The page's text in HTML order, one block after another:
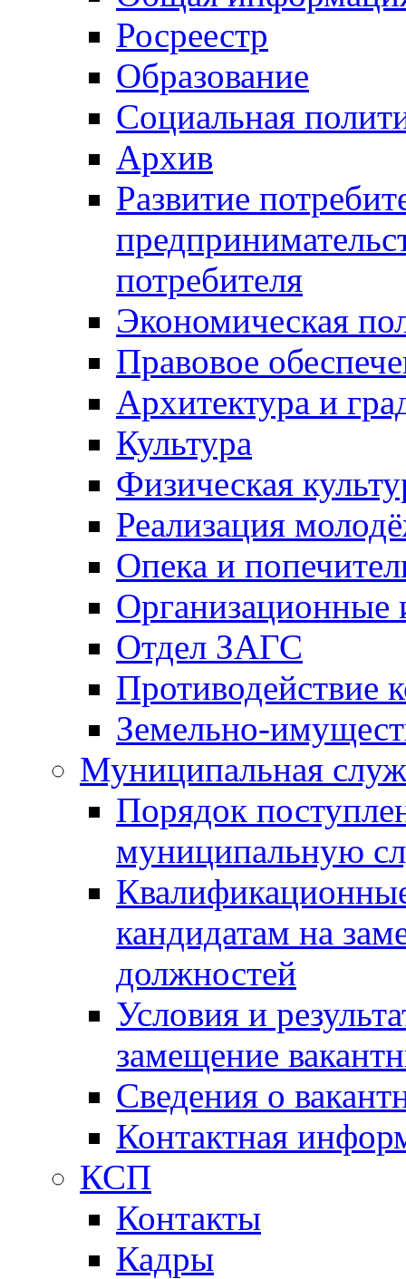
Росреестр
Образование
Социальная
Архив
Развитие
потребителя
Экономическая
Правовое
Архитектура и
Культура
Физическая
Реализация
Опека и
Отдел ЗАГС
Противодействие
Земельно-
Муниципальная
Порядок
муниципальную
кандидатам на
должностей
Условия и
замещение
Сведения о
Контактная
КСП
Контакты
Кадры